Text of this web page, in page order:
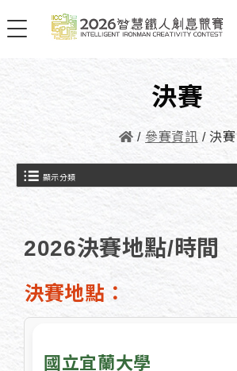
決賽
參賽資訊 決賽
顯示分類
2026決賽地點/時間
決賽地點：
國立宜蘭大學